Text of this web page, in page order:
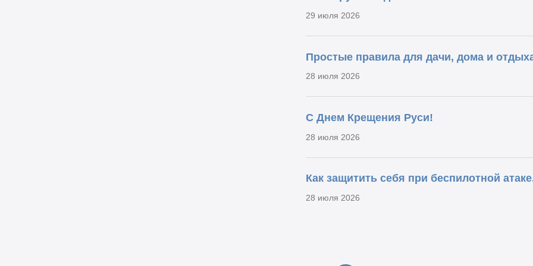
29 июля 2026
Простые правила для дачи, дома и
28 июля 2026
С Днем Крещения Руси!
28 июля 2026
Как защитить себя при беспилотной
28 июля 2026